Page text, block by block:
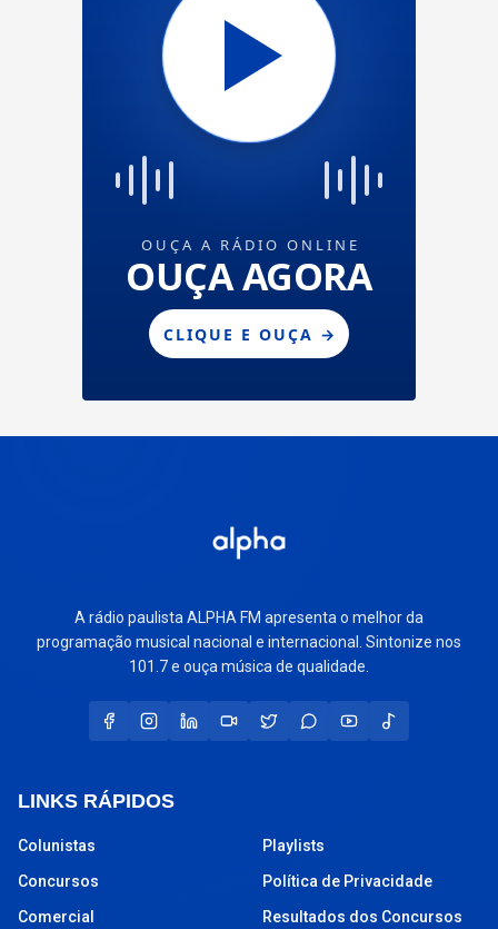
A rádio paulista ALPHA FM apresenta o melhor da
programação musical nacional e internacional. Sintonize nos
101.7 e ouça música de qualidade.
LINKS RÁPIDOS
Colunistas
Concursos
Comercial
Playlists
Política de Privacidade
Resultados dos Concursos